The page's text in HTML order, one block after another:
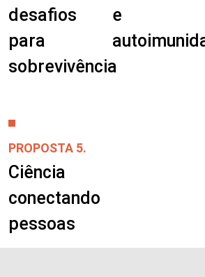
desafios
para
sobrevivência
e
PROPOSTA 5.
Ciência
conectando
pessoas